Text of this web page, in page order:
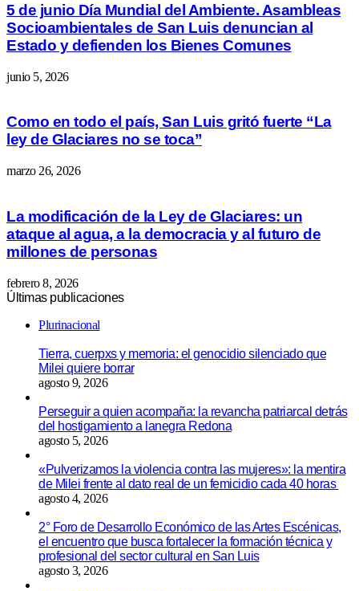
5 de junio Día Mundial del Ambiente. Asambleas
Socioambientales de San Luis denuncian al
Estado y defienden los Bienes Comunes
junio 5, 2026
Como en todo el país, San Luis gritó fuerte “La
ley de Glaciares no se toca”
marzo 26, 2026
La modificación de la Ley de Glaciares: un
ataque al agua, a la democracia y al futuro de
millones de personas
febrero 8, 2026
Últimas publicaciones
Plurinacional
Tierra, cuerpxs y memoria: el genocidio silenciado que
Milei quiere borrar
agosto 9, 2026
Perseguir a quien acompaña: la revancha patriarcal detrás
del hostigamiento a lanegra Redona
agosto 5, 2026
«Pulverizamos la violencia contra las mujeres»: la mentira
de Milei frente al dato real de un femicidio cada 40 horas
agosto 4, 2026
2° Foro de Desarrollo Económico de las Artes Escénicas,
el encuentro que busca fortalecer la formación técnica y
profesional del sector cultural en San Luis
agosto 3, 2026